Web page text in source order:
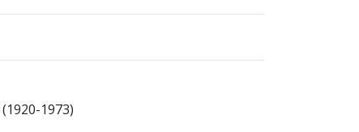
1973)